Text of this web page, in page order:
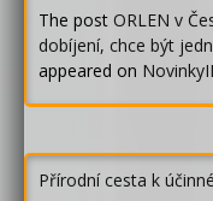
The post ORLEN v
dobíjení, chce být
appeared on
Přírodní cesta k